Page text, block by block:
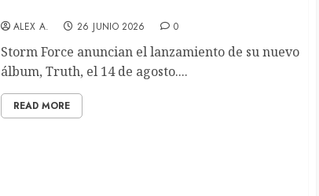
ALEX A. 26 JUNIO 2026 0
Storm Force anuncian el lanzamiento de su nuevo
álbum, Truth, el 14 de agosto....
READ MORE